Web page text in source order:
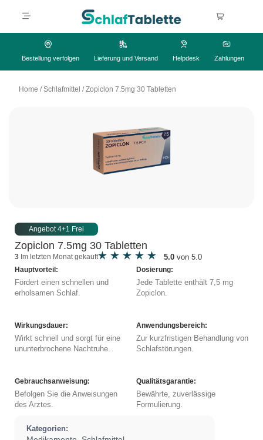
Bestellung verfolgen Lieferung und Versand Helpdesk Zahlungen
Home /Schlafmittel /Zopiclon 7.5mg 30 Tabletten
Angebot 4+1 Frei
Zopiclon 7.5mg 30 Tabletten
3 Im letzten Monat gekauft 5.0 von 5.0
Hauptvorteil:
Fördert einen schnellen und
erholsamen Schlaf.
Dosierung:
Jede Tablette enthält 7,5 mg
Zopiclon.
Wirkungsdauer:
Wirkt schnell und sorgt für eine
ununterbrochene Nachtruhe.
Anwendungsbereich:
Zur kurzfristigen Behandlung von
Schlafstörungen.
Gebrauchsanweisung:
Befolgen Sie die Anweisungen
des Arztes.
Qualitätsgarantie:
Bewährte, zuverlässige
Formulierung.
Kategorien: